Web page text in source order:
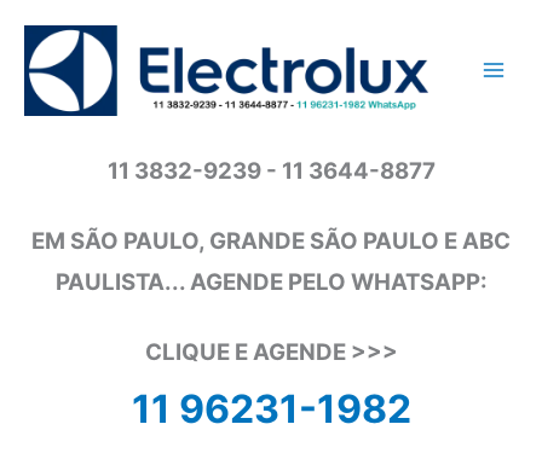
conteúdo
11 3832-9239 - 11 3644-8877
EM SÃO PAULO, GRANDE SÃO PAULO E ABC
PAULISTA... AGENDE PELO WHATSAPP:
CLIQUE E AGENDE >>>
11 96231-1982